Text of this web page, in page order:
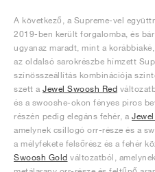
A következő, a Supreme-vel
2019-ben került forgalomba, és
ugyanaz maradt, mint a
az oldalsó sarokrészbe hímzett
színösszeállítás kombinációja
szett a Jewel Swoosh Red
és a swooshe-okon fényes piros
részén pedig elegáns fehér, a
amelynek csillogó orr-része és a
a mélyfekete felsőrész és a fehér
Swoosh Gold változatból,